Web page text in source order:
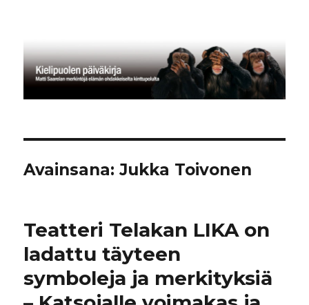
Avainsana:Jukka Toivonen
Teatteri Telakan LIKA on
ladattu täyteen
symboleja ja merkityksiä